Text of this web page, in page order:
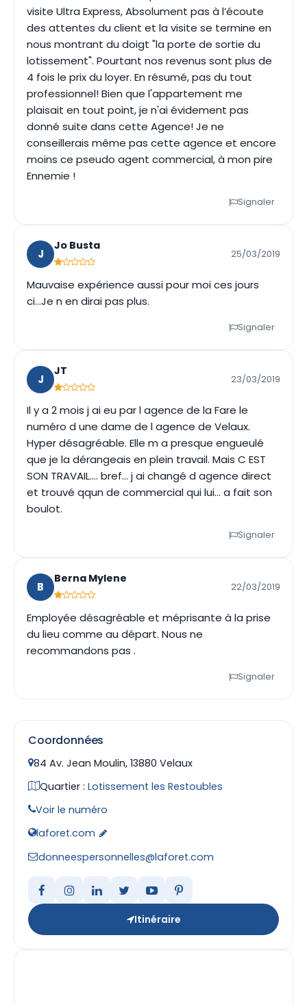
visite Ultra Express, Absolument pas à l’écoute
des attentes du client et la visite se termine en
nous montrant du doigt "la porte de sortie du
lotissement". Pourtant nos revenus sont plus de
4 fois le prix du loyer. En résumé, pas du tout
professionnel! Bien que l'appartement me
plaisait en tout point, je n'ai évidement pas
donné suite dans cette Agence! Je ne
conseillerais même pas cette agence et encore
moins ce pseudo agent commercial, à mon pire
Ennemie !
Signaler
J
Jo Busta
25/03/2019
Mauvaise expérience aussi pour moi ces jours
ci...Je n en dirai pas plus.
Signaler
J
JT
23/03/2019
Il y a 2 mois j ai eu par l agence de la Fare le
numéro d une dame de l agence de Velaux.
Hyper désagréable. Elle m a presque engueulé
que je la dérangeais en plein travail. Mais C EST
SON TRAVAIL.... bref... j ai changé d agence direct
et trouvé qqun de commercial qui lui... a fait son
boulot.
Signaler
B
Berna Mylene
22/03/2019
Employée désagréable et méprisante à la prise
du lieu comme au départ. Nous ne
recommandons pas .
Signaler
Coordonnées
84 Av. Jean Moulin, 13880 Velaux
Quartier : Lotissement les Restoubles
Voir le numéro
laforet.com
donneespersonnelles@laforet.com
Itinéraire